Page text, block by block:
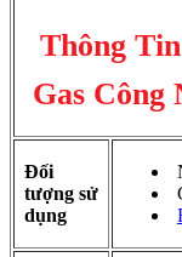
Thông
Gas Công
Đối
tượng sử
dụng